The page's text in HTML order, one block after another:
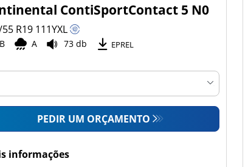
ContiSportContact 5 N0
R19 111YXL
B A 73 db EPREL
PEDIR UM ORÇAMENTO
informações